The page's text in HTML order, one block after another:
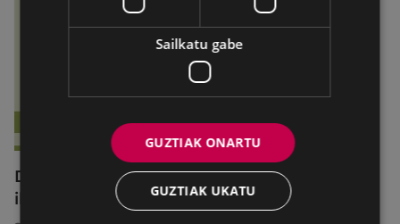
Debabarreneko 36 gazte aritu dira Begirale
ikastaroan
Sailkatu gabe
GUZTIAK ONARTU
GUZTIAK UKATU